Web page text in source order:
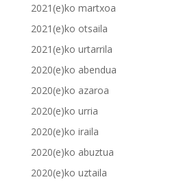
2021(e)ko martxoa
2021(e)ko otsaila
2021(e)ko urtarrila
2020(e)ko abendua
2020(e)ko azaroa
2020(e)ko urria
2020(e)ko iraila
2020(e)ko abuztua
2020(e)ko uztaila